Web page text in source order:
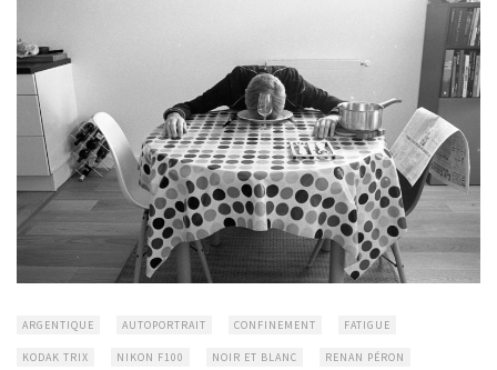
ARGENTIQUE AUTOPORTRAIT CONFINEMENT FATIGUE
KODAK TRIX NIKON F100 NOIR ET BLANC RENAN PÉRON